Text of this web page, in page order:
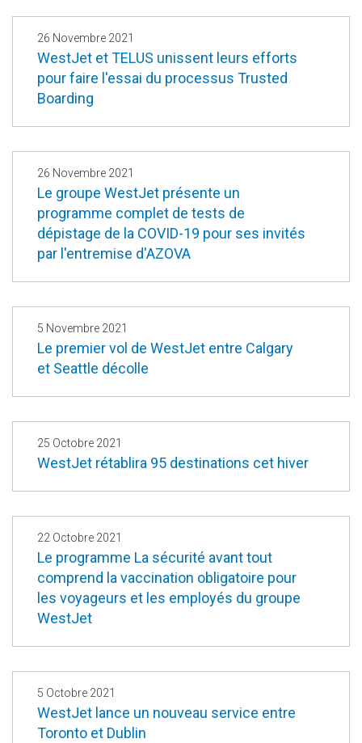
26 Novembre 2021
WestJet et TELUS unissent leurs efforts
pour faire l'essai du processus Trusted
Boarding
26 Novembre 2021
Le groupe WestJet présente un
programme complet de tests de
dépistage de la COVID-19 pour ses invités
par l'entremise d'AZOVA
5 Novembre 2021
Le premier vol de WestJet entre Calgary
et Seattle décolle
25 Octobre 2021
WestJet rétablira 95 destinations cet hiver
22 Octobre 2021
Le programme La sécurité avant tout
comprend la vaccination obligatoire pour
les voyageurs et les employés du groupe
WestJet
5 Octobre 2021
WestJet lance un nouveau service entre
Toronto et Dublin